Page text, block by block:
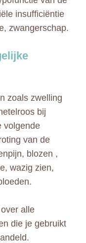
insufficiëntie
zwangerschap.
zoals zwelling
bij
volgende
van de
blozen ,
wazig zien,
alle
die je gebruikt